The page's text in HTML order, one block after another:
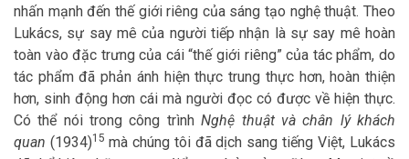
nhấn mạnh đến thế giới riêng của sáng tạo nghệ thuật. Theo
Lukács, sự say mê của người tiếp nhận là sự say mê hoàn
toàn vào đặc trưng của cái “thế giới riêng” của tác phẩm, do
tác phẩm đã phản ánh hiện thực trung thực hơn, hoàn thiện
hơn, sinh động hơn cái mà người đọc có được về hiện thực.
Có thể nói trong công trìnhNghệ thuật và chân lý khách
quan (1934)15 mà chúng tôi đã dịch sang tiếng Việt, Lukács